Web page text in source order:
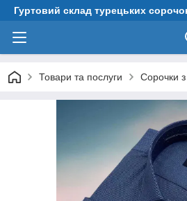
Гуртовий склад турецьких
Товари та послуги Сорочки